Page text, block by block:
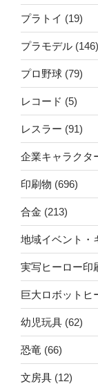
プラトイ (19)
プラモデル (146)
プロ野球 (79)
レコード (5)
レスラー (91)
企業キャラクタ
印刷物 (696)
合金 (213)
地域イベント・
実写ヒーロー印
巨大ロボットヒ
幼児玩具 (62)
恐竜 (66)
文房具 (12)